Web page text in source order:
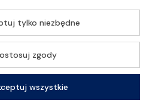
byEcommercy
wersję strony
Shoper Premium
tylko niezbędne
zgody
wszystkie